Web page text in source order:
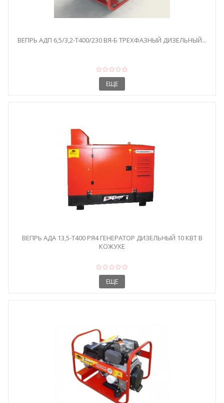
ВЕПРЬ АДП 6,5/3,2-T400/230 ВЯ-Б ТРЕХФАЗНЫЙ ДИЗЕЛЬНЫЙ...
ЕЩЕ
ВЕПРЬ АДА 13,5-Т400 РЯ4 ГЕНЕРАТОР ДИЗЕЛЬНЫЙ 10 КВТ В
КОЖУХЕ
ЕЩЕ